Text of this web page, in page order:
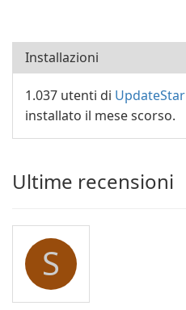
Installazioni
1.037 utenti di UpdateStar
installato il mese scorso.
Ultime recensioni
S